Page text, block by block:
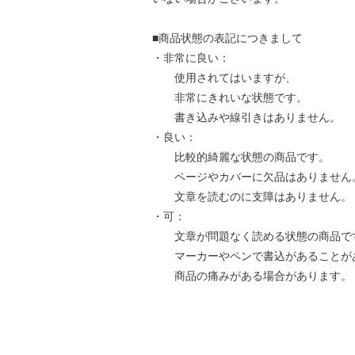
■商品状態の表記につきまして
・非常に良い：
使用されてはいますが、
非常にきれいな状態です。
書き込みや線引きはありません。
・良い：
比較的綺麗な状態の商品です。
ページやカバーに欠品はありません
文章を読むのに支障はありません。
・可：
文章が問題なく読める状態の商品で
マーカーやペンで書込があることが
商品の痛みがある場合があります。